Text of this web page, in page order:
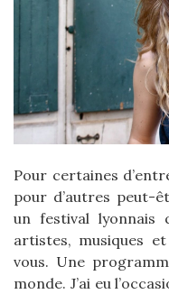
Pour certaines
pour d’autres peut-
un festival
artistes, musiques
vous. Une
monde. J’ai eu